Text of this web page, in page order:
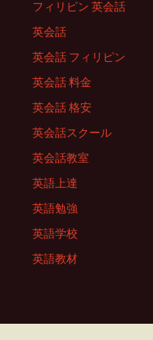
フィリピン 英会話
英会話
英会話 フィリピン
英会話 料金
英会話 格安
英会話スクール
英会話教室
英語上達
英語勉強
英語学校
英語教材